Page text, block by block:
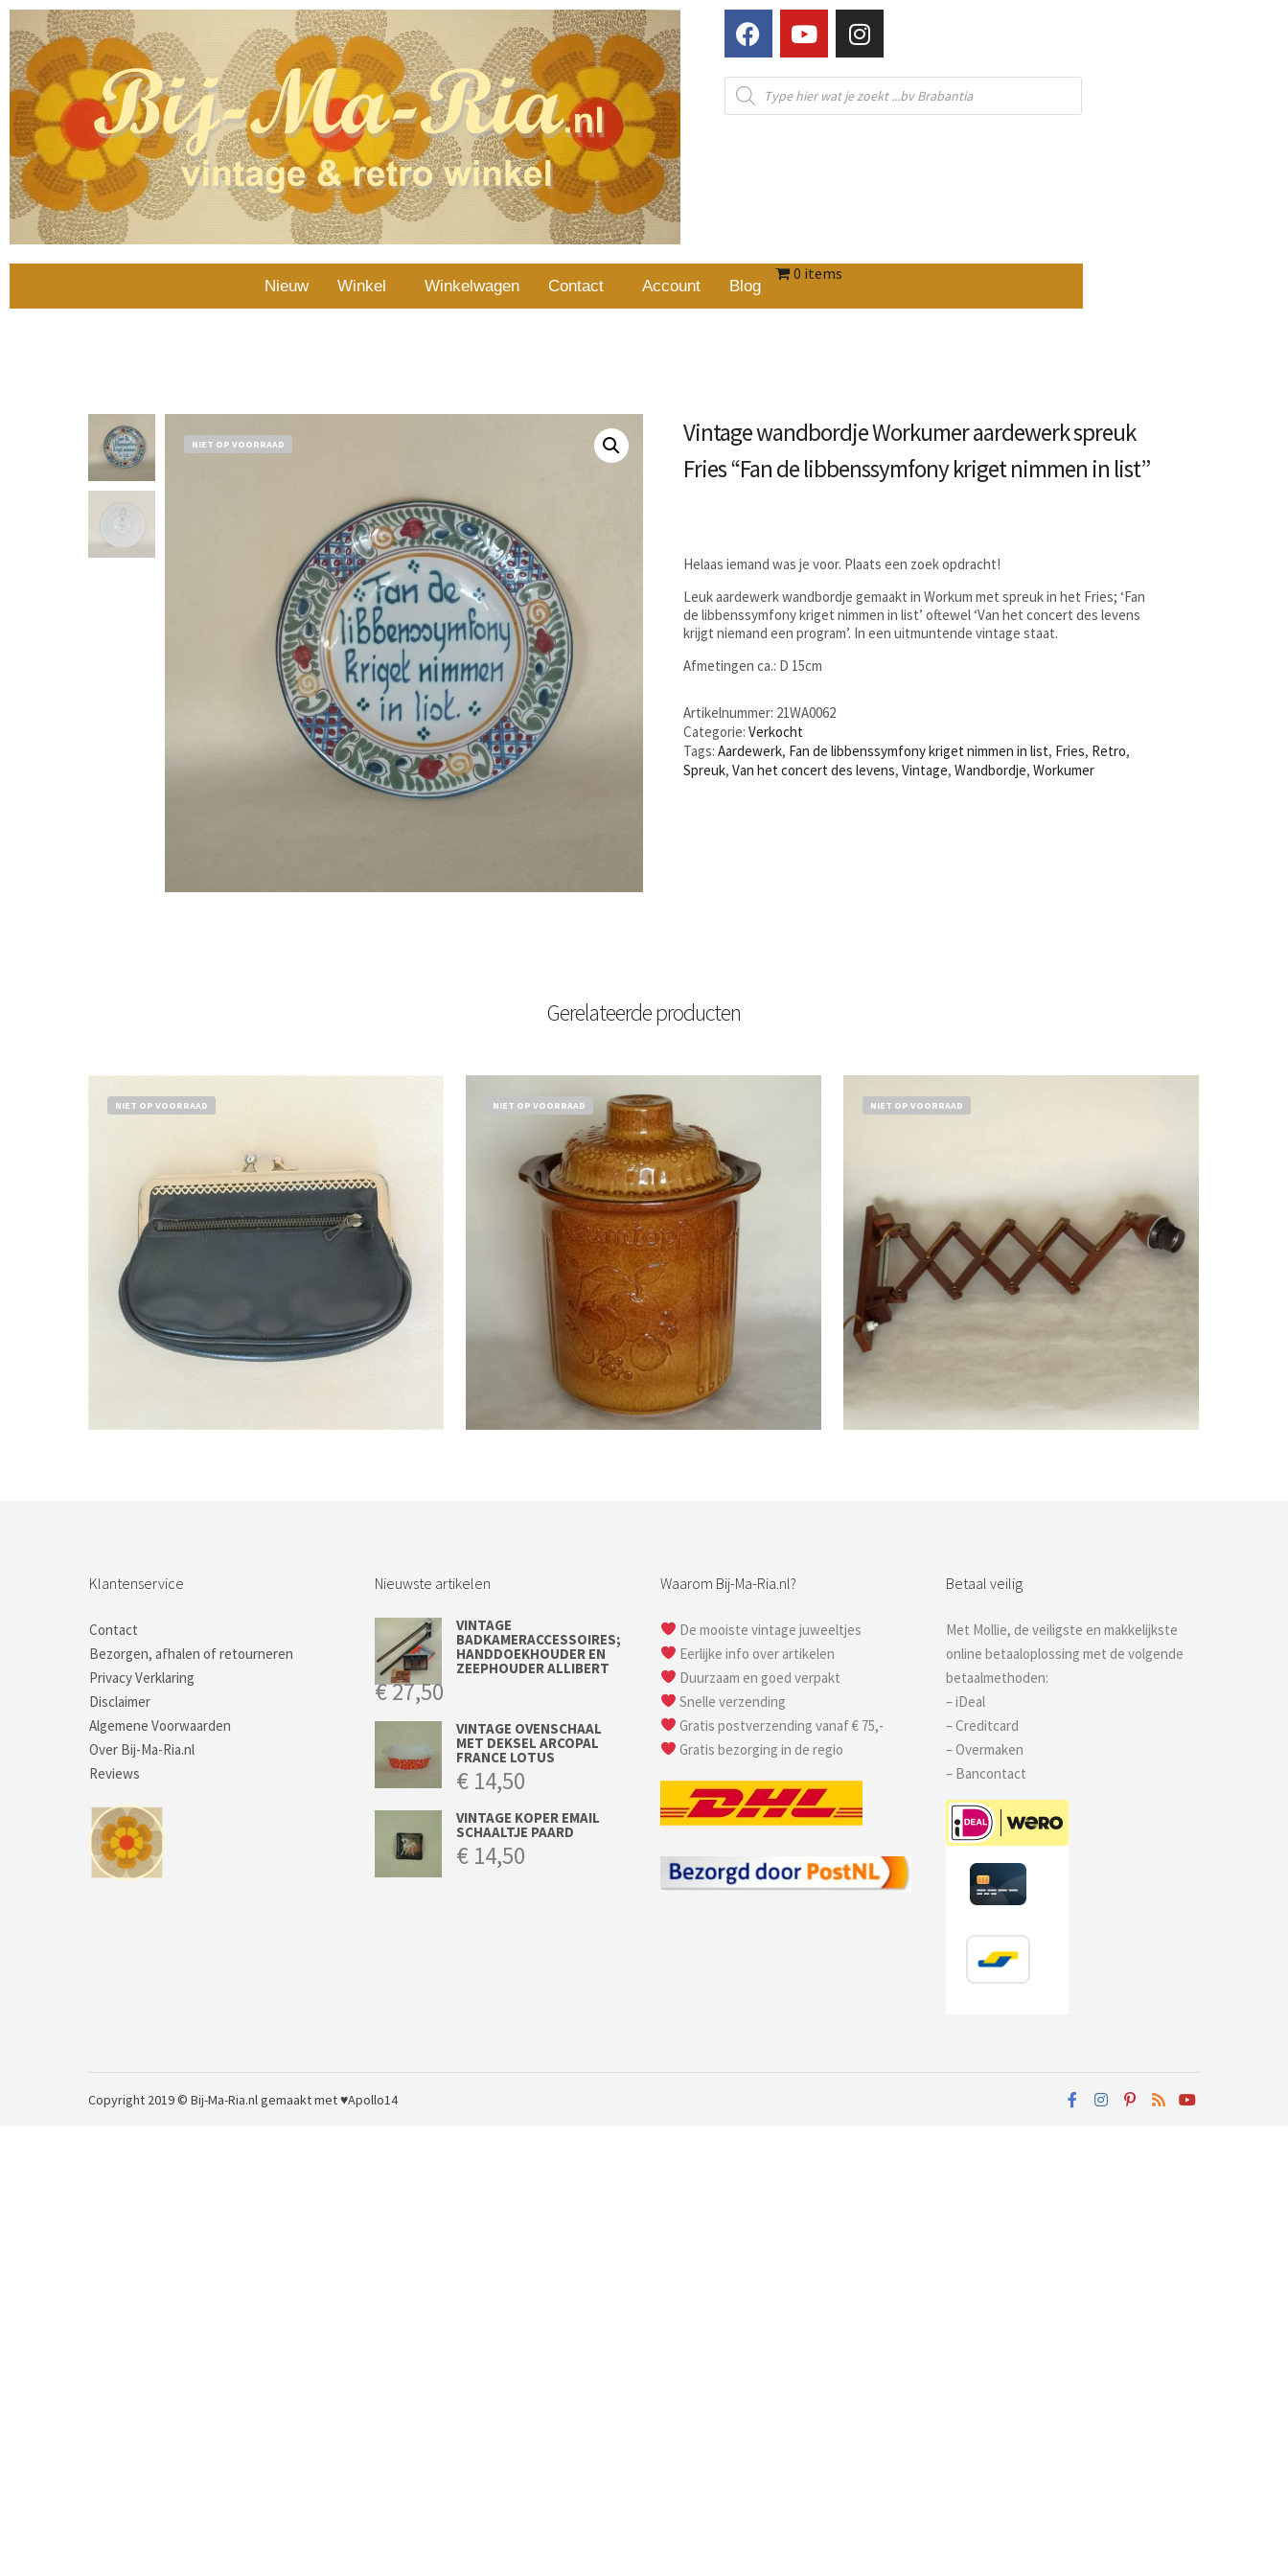
Nieuw Winkel Winkelwagen Contact Account Blog
0 items
NIET OP VOORRAAD
Vintage wandbordje Workumer aardewerk spreuk
Fries “Fan de libbenssymfony kriget nimmen in list”
Helaas iemand was je voor. Plaats een zoek opdracht!
Leuk aardewerk wandbordje gemaakt in Workum met spreuk in het Fries; ‘Fan
de libbenssymfony kriget nimmen in list’ oftewel ‘Van het concert des levens
krijgt niemand een program’. In een uitmuntende vintage staat.
Afmetingen ca.: D 15cm
Artikelnummer: 21WA0062
Categorie:Verkocht
Tags:Aardewerk, Fan de libbenssymfony kriget nimmen in list, Fries, Retro,
Spreuk,Van het concert des levens,Vintage,Wandbordje,Workumer
Gerelateerde producten
NIET OP VOORRAAD NIET OP VOORRAAD NIET OP VOORRAAD
Klantenservice
Contact
Bezorgen, afhalen of retourneren
Privacy Verklaring
Disclaimer
Algemene Voorwaarden
Over Bij-Ma-Ria.nl
Reviews
Nieuwste artikelen
VINTAGE
BADKAMERACCESSOIRES;
HANDDOEKHOUDER EN
ZEEPHOUDER ALLIBERT
€27,50
VINTAGE OVENSCHAAL
MET DEKSEL ARCOPAL
FRANCE LOTUS
€ 14,50
VINTAGE KOPER EMAIL
SCHAALTJE PAARD
€ 14,50
Waarom Bij-Ma-Ria.nl?
De mooiste vintage juweeltjes
Eerlijke info over artikelen
Duurzaam en goed verpakt
Snelle verzending
Gratis postverzending vanaf € 75,-
Gratis bezorging in de regio
Betaal veilig
Met Mollie, de veiligste en makkelijkste
online betaaloplossing met de volgende
betaalmethoden:
– iDeal
– Creditcard
– Overmaken
– Bancontact
Copyright 2019 © Bij-Ma-Ria.nlgemaakt met ♥Apollo14